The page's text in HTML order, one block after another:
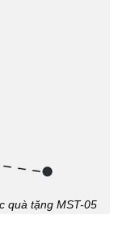
quà tặng MST-05